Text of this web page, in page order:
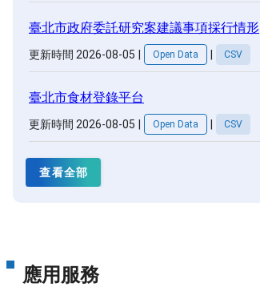
臺北市政府委託研究案建議事項採行情形
更新時間 2026-08-05 | Open Data | CSV
臺北市食材登錄平台
更新時間 2026-08-05 | Open Data | CSV
查看全部
應用服務